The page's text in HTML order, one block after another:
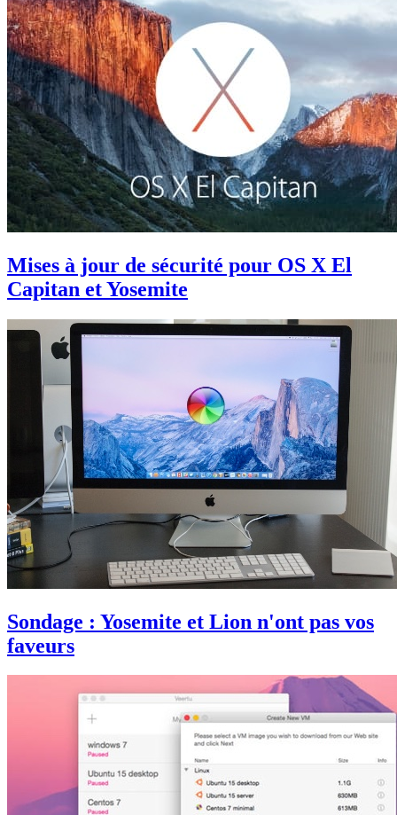
Mises à jour de sécurité pour OS X El
Capitan et Yosemite
Sondage : Yosemite et Lion n'ont pas vos
faveurs